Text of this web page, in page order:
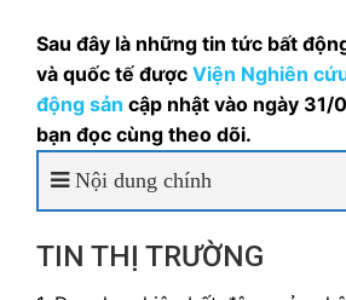
Sau đây là những tin tức bất
và quốc tế được Viện Nghiên
động sản cập nhật vào ngày 31/
bạn đọc cùng theo dõi.
Nội dung chính
TIN THỊ TRƯỜNG